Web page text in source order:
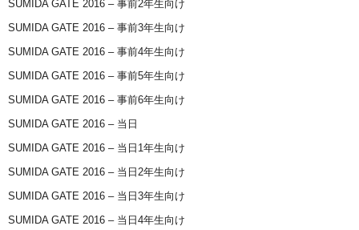
SUMIDA GATE 2016 – 事前2年生向け
SUMIDA GATE 2016 – 事前3年生向け
SUMIDA GATE 2016 – 事前4年生向け
SUMIDA GATE 2016 – 事前5年生向け
SUMIDA GATE 2016 – 事前6年生向け
SUMIDA GATE 2016 – 当日
SUMIDA GATE 2016 – 当日1年生向け
SUMIDA GATE 2016 – 当日2年生向け
SUMIDA GATE 2016 – 当日3年生向け
SUMIDA GATE 2016 – 当日4年生向け